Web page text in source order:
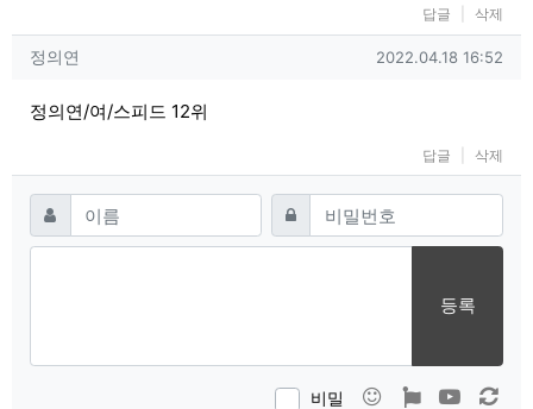
답글 삭제
정의연님의 댓글
정의연 작성일
2022.04.18 16:52
정의연/여/스피드 12위
답글 삭제
댓글쓰기
이름 필수 비밀번호필수
등록
비밀 이모티콘폰트어썸
동영상